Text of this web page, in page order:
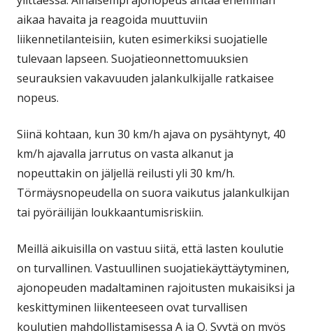
aikaa havaita ja reagoida muuttuviin
liikennetilanteisiin, kuten esimerkiksi suojatielle
tulevaan lapseen. Suojatieonnettomuuksien
seurauksien vakavuuden jalankulkijalle ratkaisee
nopeus.
Siinä kohtaan, kun 30 km/h ajava on pysähtynyt, 40
km/h ajavalla jarrutus on vasta alkanut ja
nopeuttakin on jäljellä reilusti yli 30 km/h.
Törmäysnopeudella on suora vaikutus jalankulkijan
tai pyöräilijän loukkaantumisriskiin.
Meillä aikuisilla on vastuu siitä, että lasten koulutie
on turvallinen. Vastuullinen suojatiekäyttäytyminen,
ajonopeuden madaltaminen rajoitusten mukaisiksi ja
keskittyminen liikenteeseen ovat turvallisen
koulutien mahdollistamisessa A ja O. Syytä on myös